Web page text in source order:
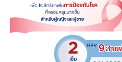
พันธุ์